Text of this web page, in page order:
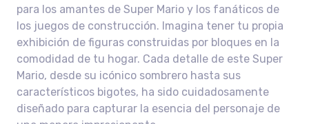
para los amantes de Super Mario y los fanáticos de
los juegos de construcción. Imagina tener tu propia
exhibición de figuras construidas por bloques en la
comodidad de tu hogar. Cada detalle de este Super
Mario, desde su icónico sombrero hasta sus
característicos bigotes, ha sido cuidadosamente
diseñado para capturar la esencia del personaje de